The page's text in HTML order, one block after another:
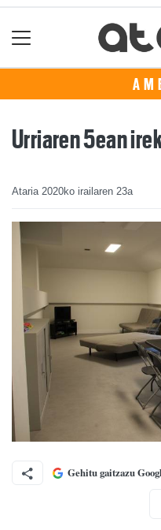
Urriaren 5ean
Ataria 2020ko irailaren 23a
Gehitu gaitzazu